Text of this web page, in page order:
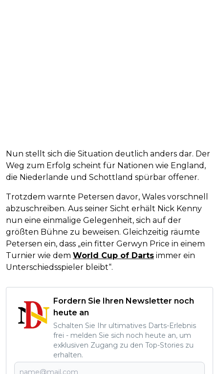
Nun stellt sich die Situation deutlich anders dar. Der
Weg zum Erfolg scheint für Nationen wie England,
die Niederlande und Schottland spürbar offener.
Trotzdem warnte Petersen davor, Wales vorschnell
abzuschreiben. Aus seiner Sicht erhält Nick Kenny
nun eine einmalige Gelegenheit, sich auf der
größten Bühne zu beweisen. Gleichzeitig räumte
Petersen ein, dass „ein fitter Gerwyn Price in einem
Turnier wie dem World Cup of Darts immer ein
Unterschiedsspieler bleibt“.
Fordern Sie Ihren Newsletter noch
heute an
Schalten Sie Ihr ultimatives Darts-Erlebnis
frei - melden Sie sich noch heute an, um
exklusiven Zugang zu den Top-Stories zu
erhalten.